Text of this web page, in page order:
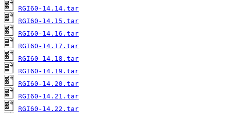
RGI60-14.14.tar
RGI60-14.15.tar
RGI60-14.16.tar
RGI60-14.17.tar
RGI60-14.18.tar
RGI60-14.19.tar
RGI60-14.20.tar
RGI60-14.21.tar
RGI60-14.22.tar